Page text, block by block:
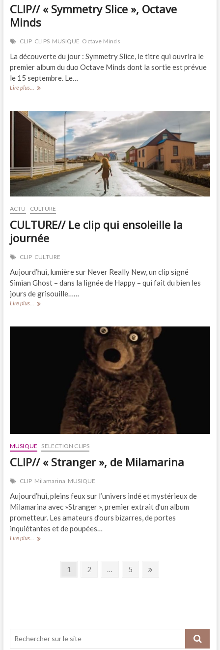
CLIP// « Symmetry Slice », Octave
Minds
CLIP CLIPS MUSIQUE Octave Minds
La découverte du jour : Symmetry Slice, le titre qui ouvrira le
premier album du duo Octave Minds dont la sortie est prévue
le 15 septembre. Le…
Lire plus...
CLIP//
Octave
Minds
ACTU CULTURE
CULTURE// Le clip qui ensoleille la
journée
CLIP CULTURE
Aujourd’hui, lumière sur Never Really New, un clip signé
Simian Ghost – dans la lignée de Happy – qui fait du bien les
jours de grisouille……
Lire plus...
CULTURE//
MUSIQUE SELECTION CLIPS
CLIP// « Stranger », de Milamarina
CLIP Milamarina MUSIQUE
Aujourd’hui, pleins feux sur l’univers indé et mystérieux de
Milamarina avec »Stranger », premier extrait d’un album
prometteur. Les amateurs d’ours bizarres, de portes
inquiétantes et de poupées…
Lire plus...
CLIP//
NavigationPage
1 Page
2 … Page
5